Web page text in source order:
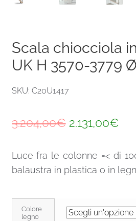
Scala chiocciola
UK H 3570-3779
SKU: C20U1417
3.204,00€ Il
originale
era:
2.131,00€Il
è:
Luce fra le colonne =< di
balaustra in plastica o in
Colore
legno